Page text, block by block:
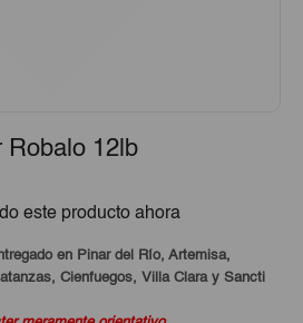
Robalo 12lb
este producto ahora
en Pinar del Río, Artemisa,
Cienfuegos, Villa Clara y Sancti